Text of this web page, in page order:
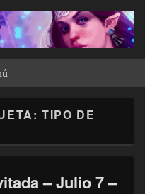
TIPO DE
– Julio 7 –